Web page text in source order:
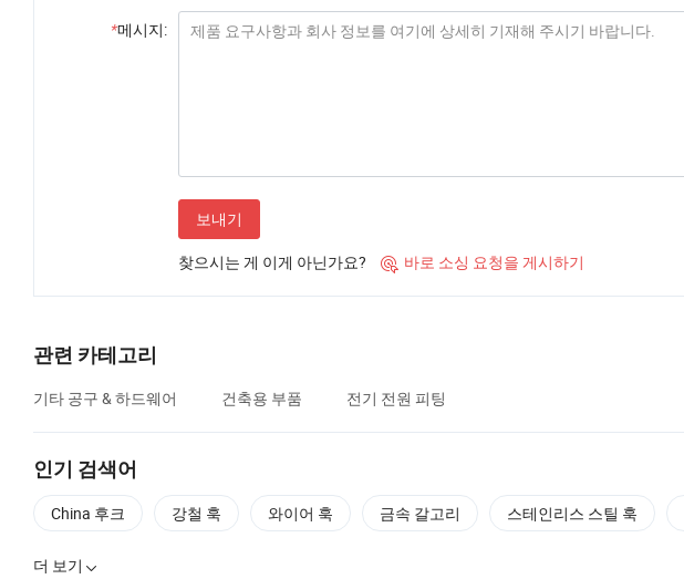
*메시지:
보내기
찾으시는 게 이게 아닌가요?  바로 소싱 요청을 게시하기
관련 카테고리
기타 공구 & 하드웨어 건축용 부품 전기 전원 피팅
인기 검색어
China 후크 강철 훅 와이어 훅 금속 갈고리 스테인리스 스틸 훅
더 보기 